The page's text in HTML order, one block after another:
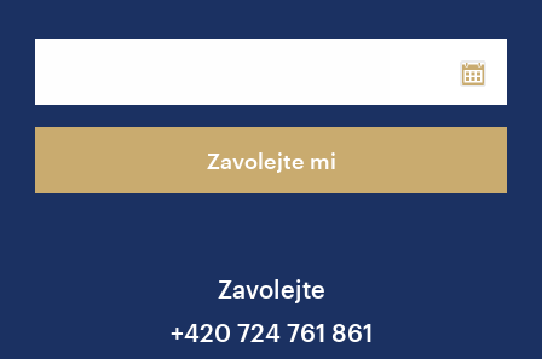
Zavolejte mi
Zavolejte
+420 724 761 861